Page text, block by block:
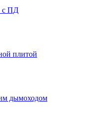
с ПД
плитой
дымоходом